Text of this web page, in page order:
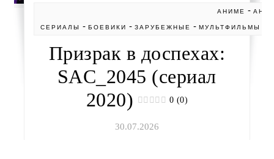
АНИМЕ -
СЕРИАЛЫ -БОЕВИКИ -ЗАРУБЕЖНЫЕ -МУЛЬТФИЛЬМЫ
Призрак в доспехах:
SAC_2045 (сериал
2020)
0 (0)
30.07.2026